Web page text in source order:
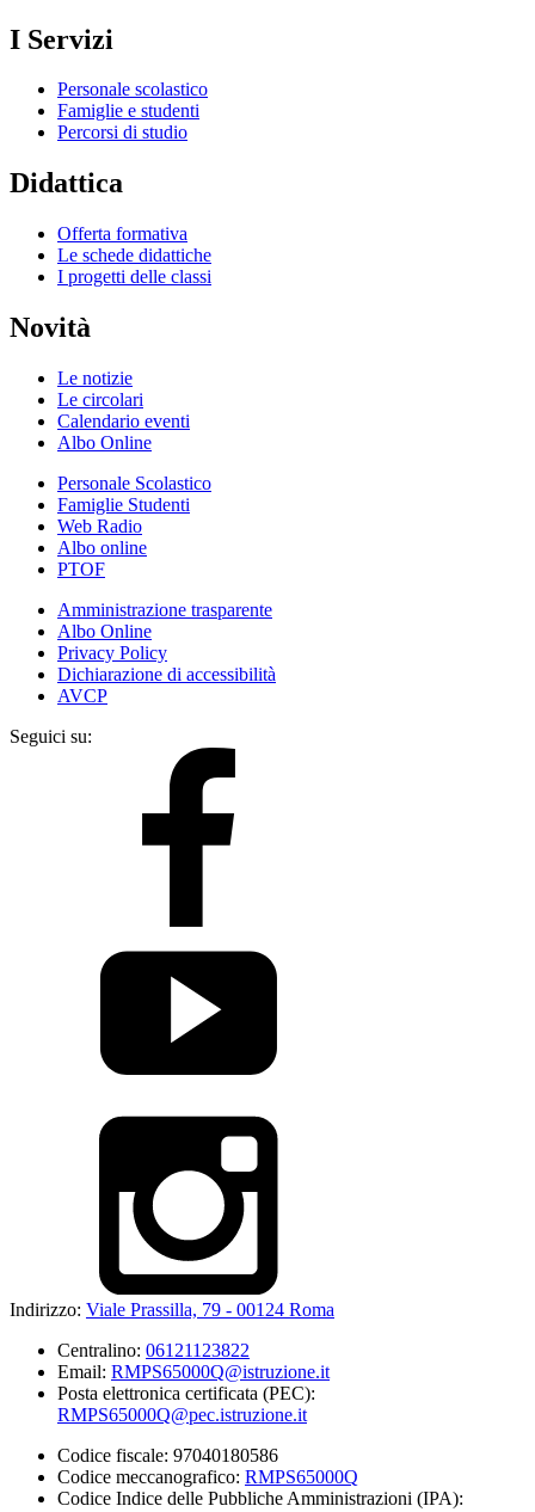
I Servizi
Personale scolastico
Famiglie e studenti
Percorsi di studio
Didattica
Offerta formativa
Le schede didattiche
I progetti delle classi
Novità
Le notizie
Le circolari
Calendario eventi
Albo Online
Personale Scolastico
Famiglie Studenti
Web Radio
Albo online
PTOF
Amministrazione trasparente
Albo Online
Privacy Policy
Dichiarazione di accessibilità
AVCP
Seguici su:
Indirizzo: Viale Prassilla, 79 - 00124 Roma
Centralino: 06121123822
Email: RMPS65000Q@istruzione.it
Posta elettronica certificata (PEC):
RMPS65000Q@pec.istruzione.it
Codice fiscale: 97040180586
Codice meccanografico: RMPS65000Q
Codice Indice delle Pubbliche Amministrazioni (IPA):